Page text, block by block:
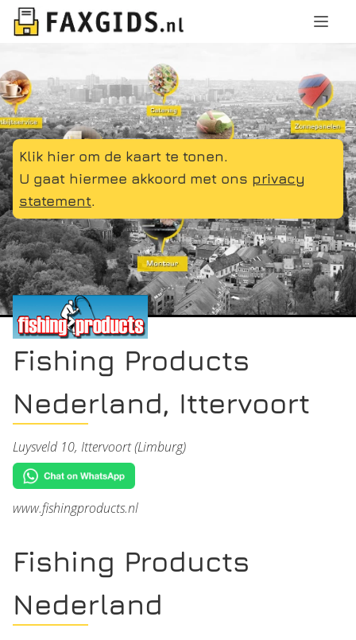
Klik hier om de kaart te tonen.
U gaat hiermee akkoord met ons privacy
statement.
Fishing Products
Nederland, Ittervoort
Luysveld 10, Ittervoort (Limburg)
www.fishingproducts.nl
Fishing Products
Nederland